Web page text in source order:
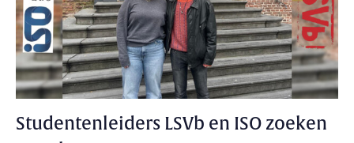
Studentenleiders LSVb en ISO zoeken